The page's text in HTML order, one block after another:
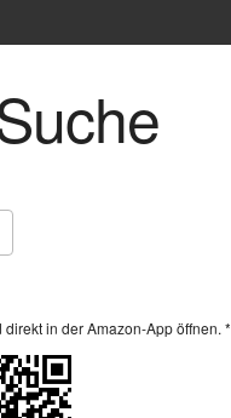
in der Amazon-App öffnen. *